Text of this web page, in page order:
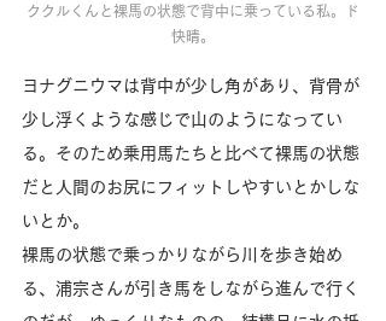
ククルくんと裸馬の状態で背中に乗っている私。ド
快晴。
ヨナグニウマは背中が少し角があり、背骨が
少し浮くような感じで山のようになってい
る。そのため乗用馬たちと比べて裸馬の状態
だと人間のお尻にフィットしやすいとかしな
いとか。
裸馬の状態で乗っかりながら川を歩き始め
る、浦宗さんが引き馬をしながら進んで行く